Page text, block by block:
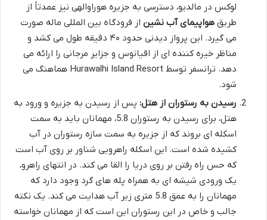
لوکس در مالدیو، دسترسی به جزیره هوراوالهی نیز عمدتاً از
طریق هواپیمای آب نشین از فرودگاه بین المللی ماله صورت
می گیرد. این پرواز دیدنی حدود ۴۰ دقیقه طول می کشد و
مناظر خیره کننده ای از اقیانوس و جزایر مرجانی را ارائه می
دهد. ترانسفر توسط Hurawalhi Island Resort هماهنگ می
شود.
رسیدن به رستوران از هتل: پس از رسیدن به جزیره و ورود به
هتل، برای رسیدن به رستوران 5.8، مهمانان باید به سمت
اسکله ای بروند که از جزیره به سمت سازه رستوران در آب
کشیده شده است. این اسکله راهرویی شناور بر روی آب است
که حس راه رفتن بر روی دریا را القا می کند. در انتهای راهرو،
یک ورودی شیشه ای به همراه پله های گرد وجود دارد که
مهمانان را به عمق 5.8 متری زیر آب هدایت می کند. یک نکته
جالب و خاص در این رستوران این است که از مهمانان خواسته